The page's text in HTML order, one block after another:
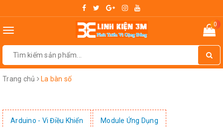
Toggle
0
Trang chủ La bàn số
Arduino - Vi Điều Khiển Module Ứng Dụng